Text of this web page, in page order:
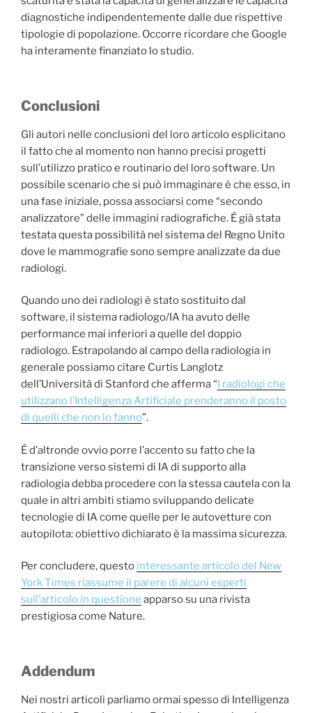
diagnostiche indipendentemente dalle due rispettive
tipologie di popolazione. Occorre ricordare che Google
ha interamente finanziato lo studio.
Conclusioni
Gli autori nelle conclusioni del loro articolo esplicitano
il fatto che al momento non hanno precisi progetti
sull’utilizzo pratico e routinario del loro software. Un
possibile scenario che si può immaginare è che esso, in
una fase iniziale, possa associarsi come “secondo
analizzatore” delle immagini radiografiche. É già stata
testata questa possibilità nel sistema del Regno Unito
dove le mammografie sono sempre analizzate da due
radiologi.
Quando uno dei radiologi è stato sostituito dal
software, il sistema radiologo/IA ha avuto delle
performance mai inferiori a quelle del doppio
radiologo. Estrapolando al campo della radiologia in
generale possiamo citare Curtis Langlotz
dell’Università di Stanford che afferma “ I radiologi che
utilizzano l’Intelligenza Artificiale prenderanno il posto
di quelli che non lo fanno”.
É d’altronde ovvio porre l’accento su fatto che la
transizione verso sistemi di IA di supporto alla
radiologia debba procedere con la stessa cautela con la
quale in altri ambiti stiamo sviluppando delicate
tecnologie di IA come quelle per le autovetture con
autopilota: obiettivo dichiarato è la massima sicurezza.
Per concludere, questo interessante articolo del New
York Times riassume il parere di alcuni esperti
sull’articolo in questione apparso su una rivista
prestigiosa come Nature.
Addendum
Nei nostri articoli parliamo ormai spesso di Intelligenza